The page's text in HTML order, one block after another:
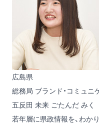
広島県
総務局 ブランド・コミュ
五反田 未来 ごたんだ みく
若年層に県政情報を、わか